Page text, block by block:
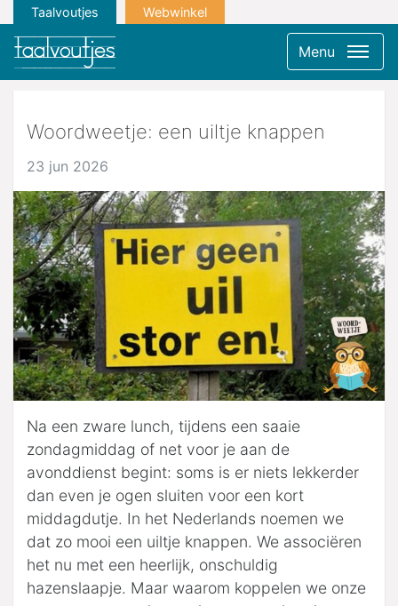
Taalvoutjes Webwinkel
Menu
Woordweetje: een uiltje knappen
23 jun 2026
Na een zware lunch, tijdens een saaie
zondagmiddag of net voor je aan de
avonddienst begint: soms is er niets lekkerder
dan even je ogen sluiten voor een kort
middagdutje. In het Nederlands noemen we
dat zo mooi een uiltje knappen. We associëren
het nu met een heerlijk, onschuldig
hazenslaapje. Maar waarom koppelen we onze